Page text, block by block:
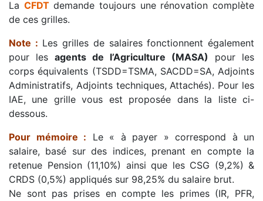
La CFDT demande toujours une rénovation complète
de ces grilles.
Note : Les grilles de salaires fonctionnent également
pour les agents de l’Agriculture (MASA) pour les
corps équivalents (TSDD=TSMA, SACDD=SA, Adjoints
Administratifs, Adjoints techniques, Attachés). Pour les
IAE, une grille vous est proposée dans la liste ci-
dessous.
Pour mémoire : Le « à payer » correspond à un
salaire, basé sur des indices, prenant en compte la
retenue Pension (11,10%) ainsi que les CSG (9,2%) &
CRDS (0,5%) appliqués sur 98,25% du salaire brut.
Ne sont pas prises en compte les primes (IR, PFR,